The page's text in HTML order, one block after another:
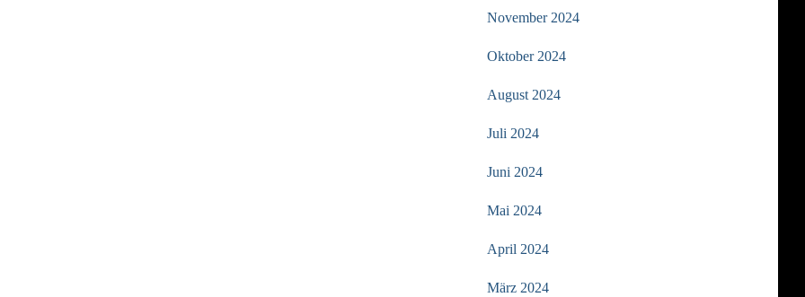
November 2024
Oktober 2024
August 2024
Juli 2024
Juni 2024
Mai 2024
April 2024
März 2024